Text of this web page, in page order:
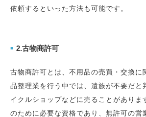
依頼するといった方法も可能です。
■ 2.古物商許可
古物商許可とは、不用品の売買・交換に
品整理業を行う中では、遺族が不要だと
イクルショップなどに売ることがありま
のために必要な資格であり、無許可の営